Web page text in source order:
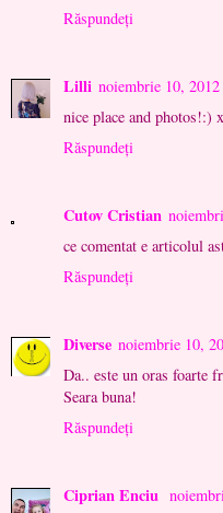
Răspundeți
Lilli noiembrie 10, 2012
nice place and photos!:)
Răspundeți
Cutov Cristian
ce comentat e articolul
Răspundeți
Diverse noiembrie 10,
Da.. este un oras foarte
Seara buna!
Răspundeți
Ciprian Enciu